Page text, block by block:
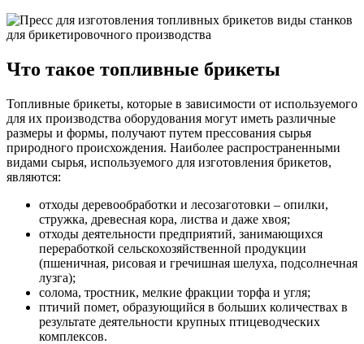
Что такое топливные брикеты
Топливные брикеты, которые в зависимости от используемого
для их производства оборудования могут иметь различные
размеры и формы, получают путем прессования сырья
природного происхождения. Наиболее распространенными
видами сырья, используемого для изготовления брикетов,
являются:
отходы деревообработки и лесозаготовки – опилки,
стружка, древесная кора, листва и даже хвоя;
отходы деятельности предприятий, занимающихся
переработкой сельскохозяйственной продукции
(пшеничная, рисовая и гречишная шелуха, подсолнечная
лузга);
солома, тростник, мелкие фракции торфа и угля;
птичий помет, образующийся в больших количествах в
результате деятельности крупных птицеводческих
комплексов.